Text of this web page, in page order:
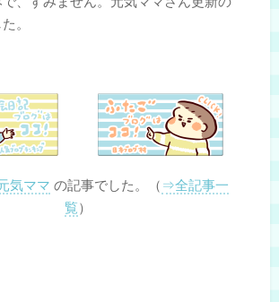
。
気ママ の記事でした。（ ⇒全記事一
覧）